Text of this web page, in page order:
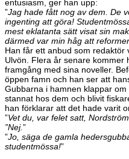
entusiasm, ger han upp:
”Jag hade fått nog av dem. De
ingenting att göra!
mest eklatanta sätt visat sin
därmed var min håg att
Han får ett anbud som
Ulvön. Flera år senare kommer
framgång med sina noveller.
öppen famn och han ser att
Gubbarna i hamnen klappar
stannat hos dem och blivit
han förklarar att det hade varit
”Vet du, var felet satt,
”Nej.”
”Jo, säga de gamla
studentmössa!”